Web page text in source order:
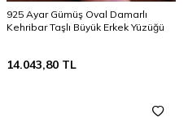
925 Ayar Gümüş Oval Damarlı
Kehribar Taşlı Büyük Erkek Yüzüğü
14.043,80 TL